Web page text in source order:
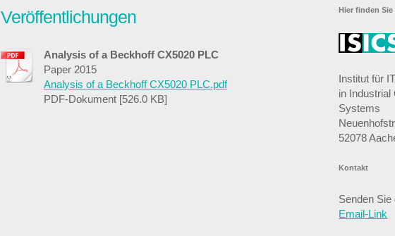
Veröffentlichungen
Analysis of a Beckhoff CX5020 PLC
Paper 2015
Analysis of a Beckhoff CX5020 PLC.pdf
PDF-Dokument [526.0 KB]
Hier finden Sie
Institut für
in Industrial
Systems
52078
Kontakt
Senden Sie
Email-Link